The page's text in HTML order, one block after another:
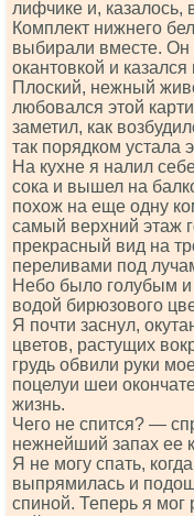
лифчике и, казалось,
Комплект нижнего
выбирали вместе. Он
окантовкой и
Плоский, нежный
любовался этой
заметил, как
так порядком устала
На кухне я налил
сока и вышел на
похож на еще одну
самый верхний этаж
прекрасный вид на
переливами под
Небо было голубым и
водой бирюзового
Я почти заснул,
цветов, растущих
грудь обвили руки
поцелуи шеи
жизнь.
Чего не спится? —
нежнейший запах ее
Я не могу спать,
выпрямилась и
спиной. Теперь я мог